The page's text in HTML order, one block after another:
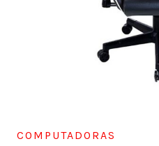
COMPUTADORAS